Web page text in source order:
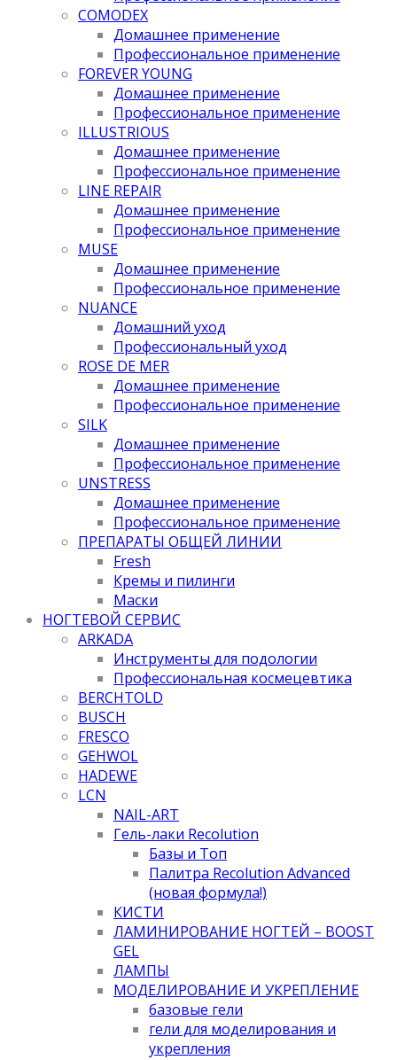
COMODEX
Домашнее применение
Профессиональное применение
FOREVER YOUNG
Домашнее применение
Профессиональное применение
ILLUSTRIOUS
Домашнее применение
Профессиональное применение
LINE REPAIR
Домашнее применение
Профессиональное применение
MUSE
Домашнее применение
Профессиональное применение
NUANCE
Домашний уход
Профессиональный уход
ROSE DE MER
Домашнее применение
Профессиональное применение
SILK
Домашнее применение
Профессиональное применение
UNSTRESS
Домашнее применение
Профессиональное применение
ПРЕПАРАТЫ ОБЩЕЙ ЛИНИИ
Fresh
Кремы и пилинги
Маски
НОГТЕВОЙ СЕРВИС
ARKADA
Инструменты для подологии
Профессиональная космецевтика
BERCHTOLD
BUSCH
FRESCO
GEHWOL
HADEWE
LCN
NAIL-ART
Гель-лаки Recolution
Базы и Топ
Палитра Recolution Advanced
(новая формула!)
КИСТИ
ЛАМИНИРОВАНИЕ НОГТЕЙ – BOOST
GEL
ЛАМПЫ
МОДЕЛИРОВАНИЕ И УКРЕПЛЕНИЕ
базовые гели
гели для моделирования и
укрепления